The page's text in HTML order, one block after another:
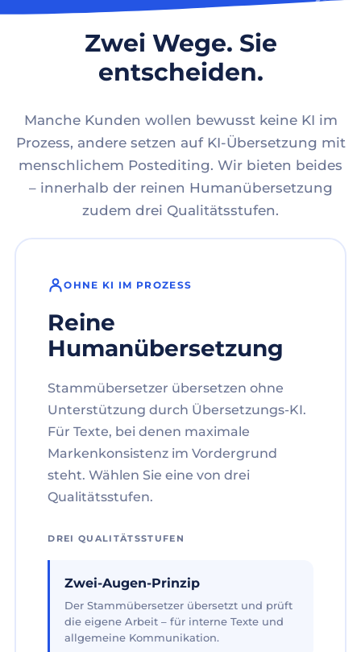
Zwei Wege. Sie
entscheiden.
Manche Kunden wollen bewusst keine KI im
Prozess, andere setzen auf KI-Übersetzung mit
menschlichem Postediting. Wir bieten beides
– innerhalb der reinen Humanübersetzung
zudem drei Qualitätsstufen.
OHNE KI IM PROZESS
Reine
Humanübersetzung
Stammübersetzer übersetzen ohne
Unterstützung durch Übersetzungs-KI.
Für Texte, bei denen maximale
Markenkonsistenz im Vordergrund
steht. Wählen Sie eine von drei
Qualitätsstufen.
DREI QUALITÄTSSTUFEN
Zwei-Augen-Prinzip
Der Stammübersetzer übersetzt und prüft
die eigene Arbeit – für interne Texte und
allgemeine Kommunikation.